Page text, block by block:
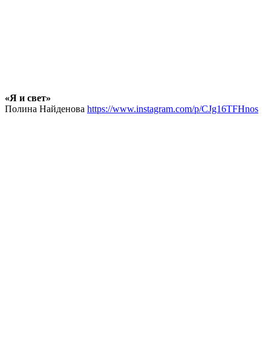
«Я и свет»
Полина Найденова https://www.instagram.com/p/CJg16TFHnos